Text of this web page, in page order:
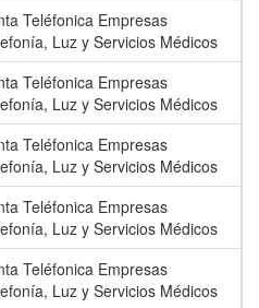
Teléfonica Empresas
Luz y Servicios Médicos
Teléfonica Empresas
Luz y Servicios Médicos
Teléfonica Empresas
Luz y Servicios Médicos
Teléfonica Empresas
Luz y Servicios Médicos
Teléfonica Empresas
Luz y Servicios Médicos